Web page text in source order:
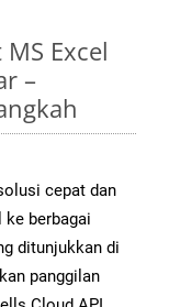
Excel
–
cepat dan
ke berbagai
ditunjukkan di
panggilan